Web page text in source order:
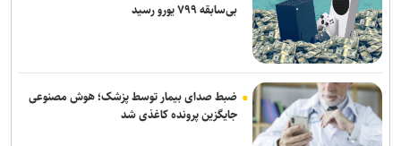
بی‌سابقه ۷۹۹ یورو رسید
ضبط صدای بیمار توسط پزشک؛ هوش مصنوعی
جایگزین پرونده کاغذی شد